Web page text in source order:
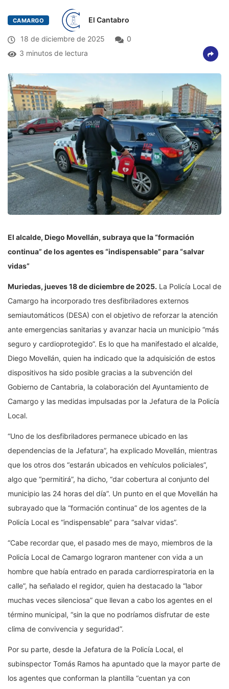
CAMARGO El Cantabro
18 de diciembre de 2025
0
3 minutos de lectura
El alcalde, Diego Movellán, subraya que la “formación
continua” de los agentes es “indispensable” para “salvar
vidas”
Muriedas, jueves 18 de diciembre de 2025. La Policía Local de
Camargo ha incorporado tres desfibriladores externos
semiautomáticos (DESA) con el objetivo de reforzar la atención
ante emergencias sanitarias y avanzar hacia un municipio “más
seguro y cardioprotegido”. Es lo que ha manifestado el alcalde,
Diego Movellán, quien ha indicado que la adquisición de estos
dispositivos ha sido posible gracias a la subvención del
Gobierno de Cantabria, la colaboración del Ayuntamiento de
Camargo y las medidas impulsadas por la Jefatura de la Policía
Local.
“Uno de los desfibriladores permanece ubicado en las
dependencias de la Jefatura”, ha explicado Movellán, mientras
que los otros dos “estarán ubicados en vehículos policiales”,
algo que “permitirá”, ha dicho, “dar cobertura al conjunto del
municipio las 24 horas del día”. Un punto en el que Movellán ha
subrayado que la “formación continua” de los agentes de la
Policía Local es “indispensable” para “salvar vidas”.
“Cabe recordar que, el pasado mes de mayo, miembros de la
Policía Local de Camargo lograron mantener con vida a un
hombre que había entrado en parada cardiorrespiratoria en la
calle”, ha señalado el regidor, quien ha destacado la “labor
muchas veces silenciosa” que llevan a cabo los agentes en el
término municipal, “sin la que no podríamos disfrutar de este
clima de convivencia y seguridad”.
Por su parte, desde la Jefatura de la Policía Local, el
subinspector Tomás Ramos ha apuntado que la mayor parte de
los agentes que conforman la plantilla “cuentan ya con